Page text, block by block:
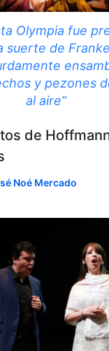
Olympia fue
suerte de
y pezones
al aire”
de
Noé Mercado